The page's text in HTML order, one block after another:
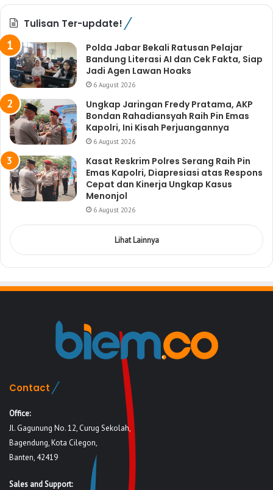
Tulisan Ter-update!
Polda Jabar Bekali Ratusan Pelajar
Bandung Literasi AI dan Cek Fakta, Siap
Jadi Agen Lawan Hoaks
6 August 2026
Ungkap Jaringan Fredy Pratama, AKP
Bondan Rahadiansyah Raih Pin Emas
Kapolri, Ini Kisah Perjuangannya
6 August 2026
Kasat Reskrim Polres Serang Raih Pin
Emas Kapolri, Diapresiasi atas Respons
Cepat dan Kinerja Ungkap Kasus
Menonjol
6 August 2026
Lihat Lainnya
Contact
Office:
Jl. Gagunung No. 12, Curug Sekolah,
Bagendung, Kota Cilegon,
Banten, 42419
Sales and Support: